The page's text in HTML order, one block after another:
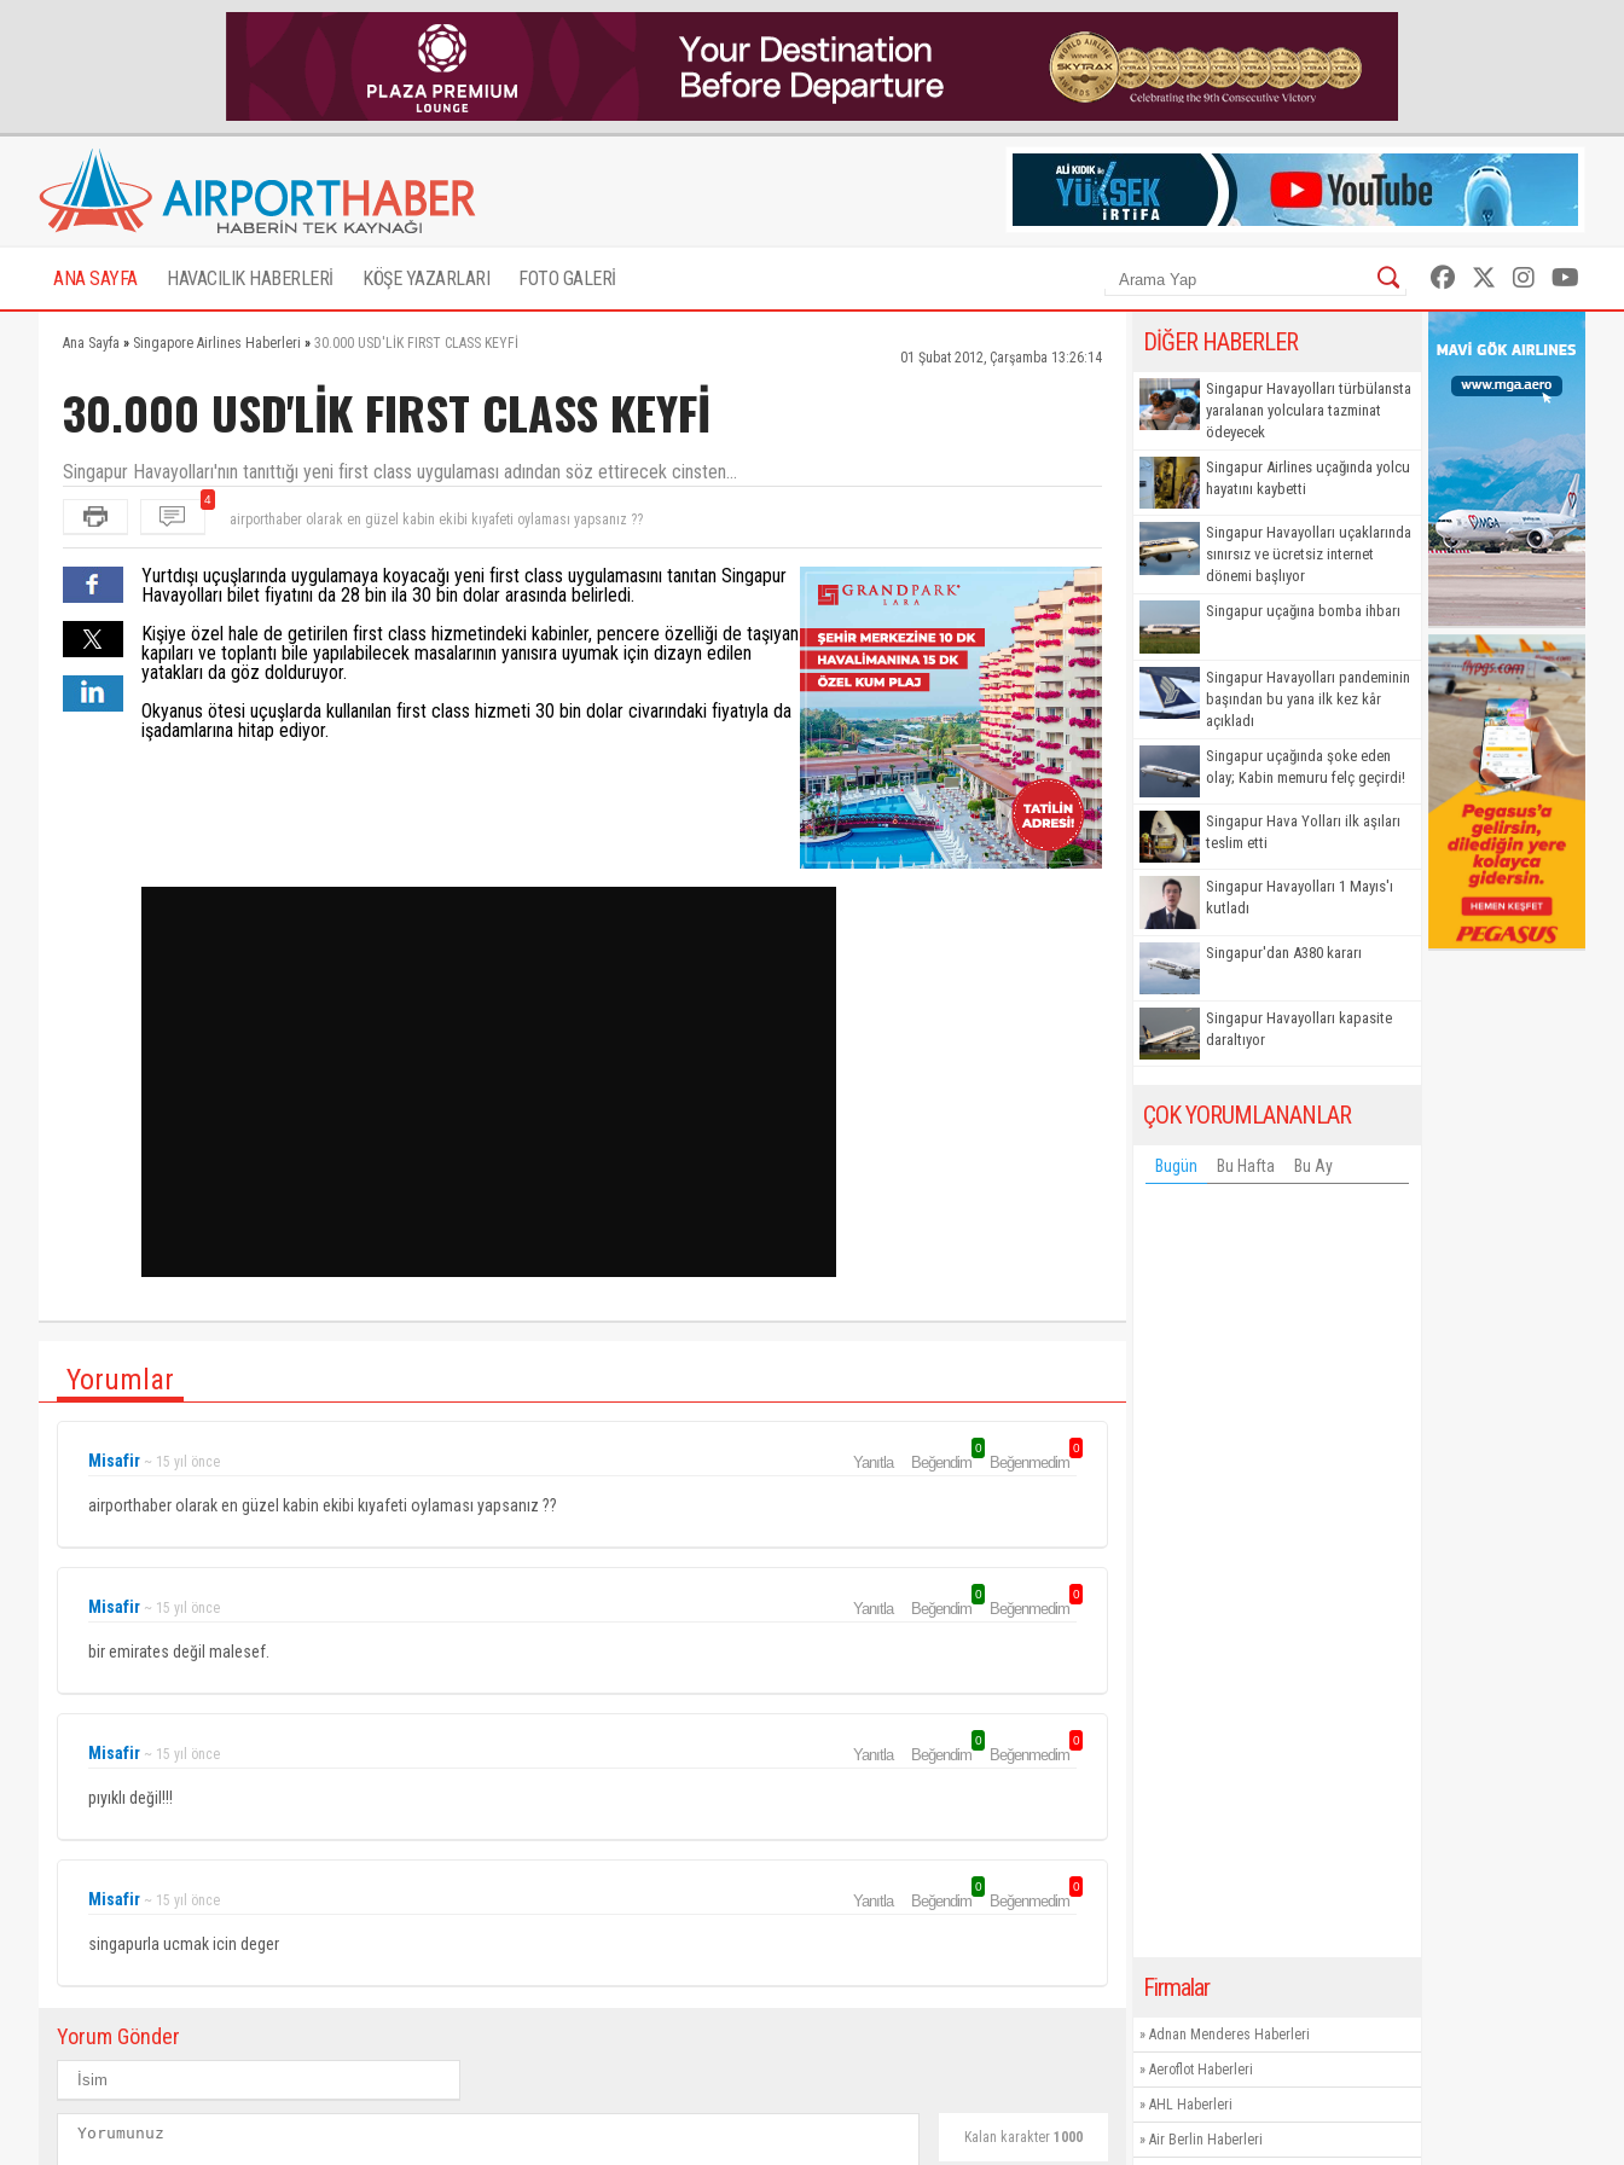
ANA SAYFA HAVACILIK HABERLERİ KÖŞE YAZARLARI FOTO GALERİ
Ana Sayfa » Singapore Airlines Haberleri » 30.000 USD'LİK FIRST CLASS KEYFİ
01 Şubat 2012, Çarşamba 13:26:14
30.000 USD'LİK FIRST CLASS KEYFİ
Singapur Havayolları'nın tanıttığı yeni first class uygulaması adından söz ettirecek cinsten...
4
bir emirates değil malesef.
singapurla ucmak icin deger
Yurtdışı uçuşlarında uygulamaya koyacağı yeni first class uygulamasını tanıtan Singapur
Havayolları bilet fiyatını da 28 bin ila 30 bin dolar arasında belirledi.
Kişiye özel hale de getirilen first class hizmetindeki kabinler, pencere özelliği de taşıyan
kapıları ve toplantı bile yapılabilecek masalarının yanısıra uyumak için dizayn edilen
yatakları da göz dolduruyor.
Okyanus ötesi uçuşlarda kullanılan first class hizmeti 30 bin dolar civarındaki fiyatıyla da
işadamlarına hitap ediyor.
Yorumlar
Misafir ~ 15 yıl önce Yanıtla Beğendim
0
Beğenmedim
0
airporthaber olarak en güzel kabin ekibi kıyafeti oylaması yapsanız ??
Misafir ~ 15 yıl önce Yanıtla Beğendim
0
Beğenmedim
0
bir emirates değil malesef.
Misafir ~ 15 yıl önce Yanıtla Beğendim
0
Beğenmedim
0
pıyıklı değil!!!
Misafir ~ 15 yıl önce Yanıtla Beğendim
0
Beğenmedim
0
singapurla ucmak icin deger
Yorum Gönder
Kalan karakter 1000
DİĞER HABERLER
Singapur Havayolları türbülansta
yaralanan yolculara tazminat
ödeyecek
Singapur Airlines uçağında yolcu
hayatını kaybetti
Singapur Havayolları uçaklarında
sınırsız ve ücretsiz internet
dönemi başlıyor
Singapur uçağına bomba ihbarı
Singapur Havayolları pandeminin
başından bu yana ilk kez kâr
açıkladı
Singapur uçağında şoke eden
olay; Kabin memuru felç geçirdi!
Singapur Hava Yolları ilk aşıları
teslim etti
Singapur Havayolları 1 Mayıs'ı
kutladı
Singapur'dan A380 kararı
Singapur Havayolları kapasite
daraltıyor
ÇOK YORUMLANANLAR
Bugün Bu Hafta Bu Ay
Firmalar
» Adnan Menderes Haberleri
» Aeroflot Haberleri
» AHL Haberleri
» Air Berlin Haberleri